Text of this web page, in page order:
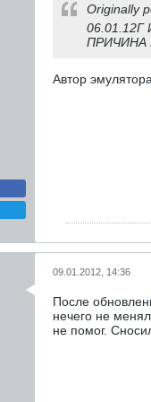
Originally
ПРИЧИНА
Автор
09.01.2012, 14:36
После
нечего не
не помог.